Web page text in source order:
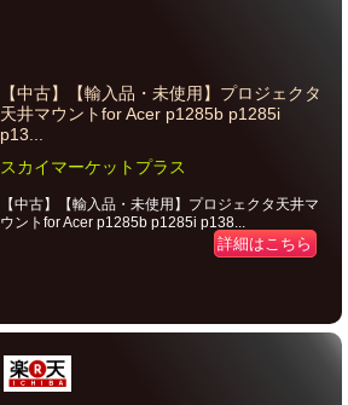
【中古】【輸入品・未使用】プロジェクタ
天井マウントfor Acer p1285b p1285i
p13...
スカイマーケットプラス
【中古】【輸入品・未使用】プロジェクタ天井マ
ウントfor Acer p1285b p1285i p138...
詳細はこちら